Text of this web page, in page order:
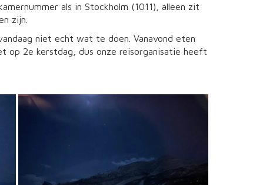
als in Stockholm (1011), alleen zit
zijn.
niet echt wat te doen. Vanavond eten
op 2e kerstdag, dus onze reisorganisatie heeft